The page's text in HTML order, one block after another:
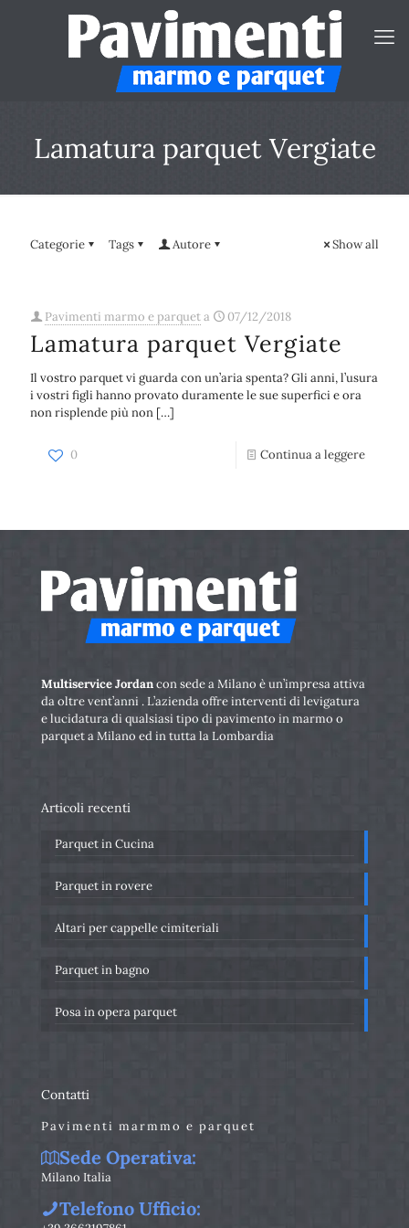
Lamatura parquet Vergiate
Categorie Tags Autore Show all
Pavimenti marmo e parqueta 07/12/2018
Lamatura parquet Vergiate
Il vostro parquet vi guarda con un’aria spenta? Gli anni, l’usura
i vostri figli hanno provato duramente le sue superfici e ora
non risplende più non […]
0 Continua a leggere
Multiservice Jordancon sede a Milano è un’impresa attiva
da oltre vent’anni . L’azienda offre interventi di levigatura
e lucidatura di qualsiasi tipo di pavimento in marmo o
parquet a Milano ed in tutta la Lombardia
Articoli recenti
Parquet in Cucina
Parquet in rovere
Altari per cappelle cimiteriali
Parquet in bagno
Posa in opera parquet
Contatti
Pavimenti marmmo e parquet
Sede Operativa:
Milano Italia
Telefono Ufficio: